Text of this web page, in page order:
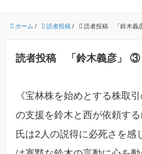
ホーム / 読者投稿 / 読者投稿 「鈴木義
読者投稿 「鈴木義彦」 ③
《宝林株を始めとする株取
の支援を鈴木と西が依頼す
氏は2人の説得に必死さを感